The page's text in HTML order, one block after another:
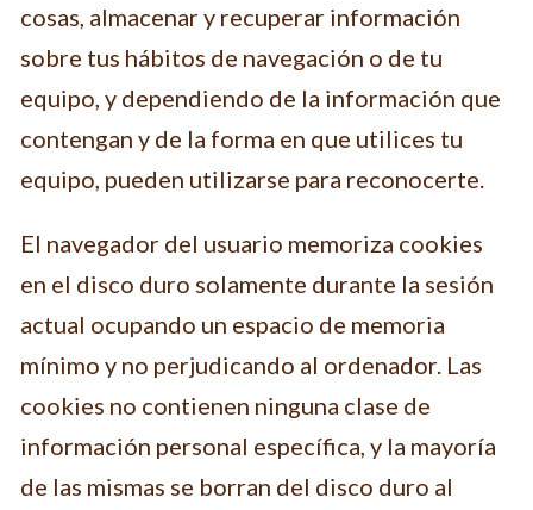
cosas, almacenar y recuperar información
sobre tus hábitos de navegación o de tu
equipo, y dependiendo de la información que
contengan y de la forma en que utilices tu
equipo, pueden utilizarse para reconocerte.
El navegador del usuario memoriza cookies
en el disco duro solamente durante la sesión
actual ocupando un espacio de memoria
mínimo y no perjudicando al ordenador. Las
cookies no contienen ninguna clase de
información personal específica, y la mayoría
de las mismas se borran del disco duro al